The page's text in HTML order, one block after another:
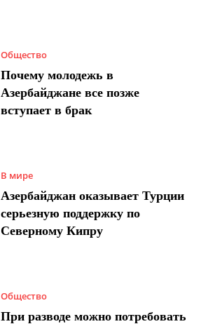
Общество
Почему молодежь в
Азербайджане все позже
вступает в брак
В мире
Азербайджан оказывает Турции
серьезную поддержку по
Северному Кипру
Общество
При разводе можно потребовать